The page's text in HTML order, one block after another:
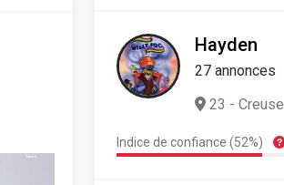
Hayden
27 annonces
23 - Creuse
Indice de confiance (52%)